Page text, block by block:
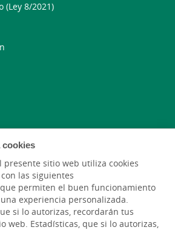
cookies
presente sitio web utiliza cookies
las siguientes
permiten el buen funcionamiento
experiencia personalizada.
si lo autorizas, recordarán tus
web. Estadísticas, que si lo autorizas,
(Ley 8/2021)